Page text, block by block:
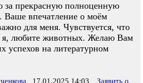
за прекрасную полноценную
Ваше впечатление о моём
для меня. Чувствуется, что
любите животных. Желаю Вам
успехов на литературном
17.01.2025 14:03
Заявить о